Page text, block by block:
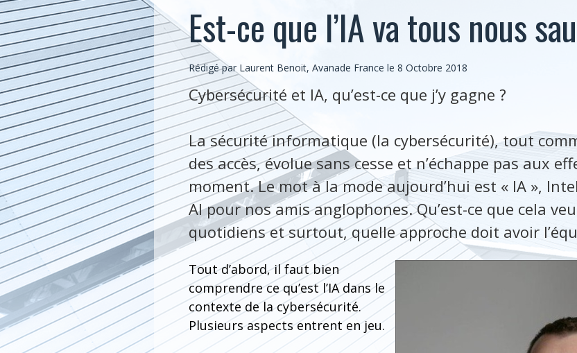
Est-ce que l’IA va tous nous
Rédigé par Laurent Benoit, Avanade France le 8 Octobre 2018
Cybersécurité et IA, qu’est-ce que j’y gagne ?
La sécurité informatique (la cybersécurité), tout
des accès, évolue sans cesse et n’échappe pas aux
moment. Le mot à la mode aujourd’hui est « IA »,
AI pour nos amis anglophones. Qu’est-ce que cela
quotidiens et surtout, quelle approche doit avoir
Tout d’abord, il faut bien
comprendre ce qu’est l’IA dans le
contexte de la cybersécurité.
Plusieurs aspects entrent en jeu.